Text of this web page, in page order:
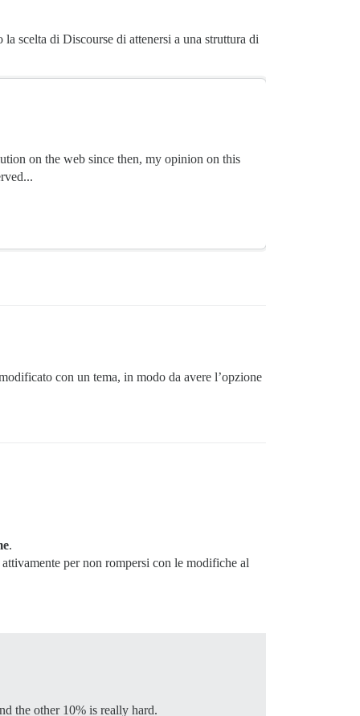
scelta di Discourse di attenersi a una struttura di
on the web since then, my opinion on this
con un tema, in modo da avere l’opzione
.
per non rompersi con le modifiche al
the other 10% is really hard.